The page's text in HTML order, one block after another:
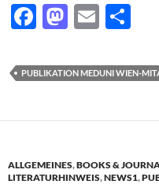
F
e
o
k
M
to
o
E
ail le
PUBLIKATION MEDUNI WIEN-
ALLGEMEINES,BOOKS &
LITERATURHINWEIS,NEWS1,